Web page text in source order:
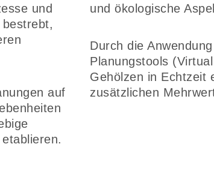
und
auf
und ökologische
Durch die
Planungstools
Gehölzen in Echtzeit
zusätzlichen